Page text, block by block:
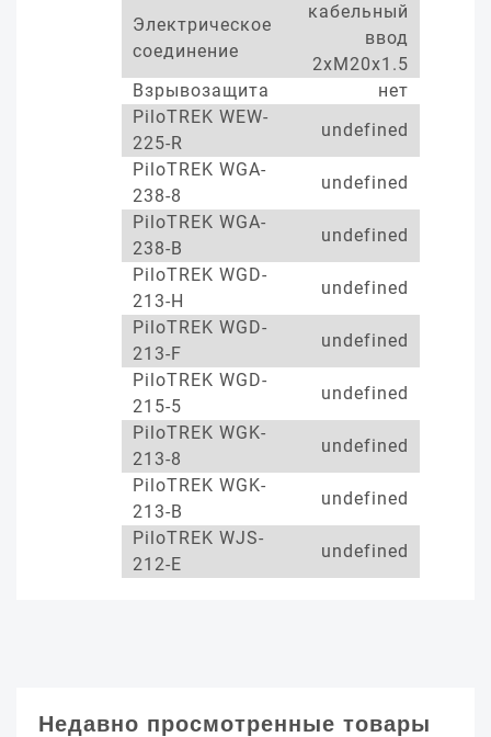
Электрическое
соединение
кабельный
ввод
2xM20x1.5
Взрывозащита
нет
PiloTREK WEW-
225-R
undefined
PiloTREK WGA-
238-8
undefined
PiloTREK WGA-
238-B
undefined
PiloTREK WGD-
213-H
undefined
PiloTREK WGD-
213-F
undefined
PiloTREK WGD-
215-5
undefined
PiloTREK WGK-
213-8
undefined
PiloTREK WGK-
213-B
undefined
PiloTREK WJS-
212-E
undefined
Недавно просмотренные товары